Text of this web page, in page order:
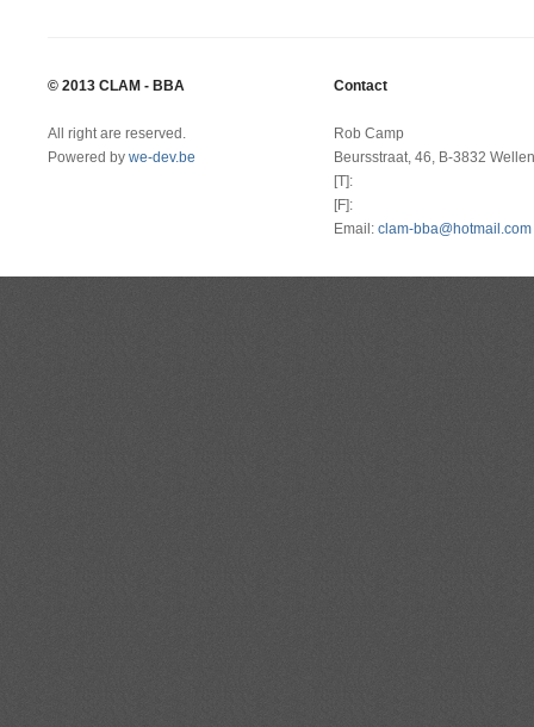
© 2013 CLAM - BBA
All right are reserved.
Powered by we-dev.be
Contact
Rob Camp
Beursstraat, 46, B-3832 Wellen
[T]:
[F]:
Email: clam-bba@hotmail.com